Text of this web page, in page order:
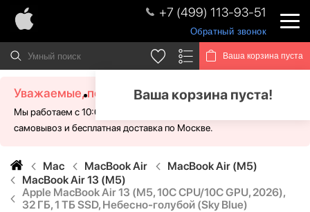
+7 (499) 113-93-51
Обратный звонок
Ваша корзина пуста
Ваша корзина пуста!
Уважаемые, посетители!
Мы работаем с 10:00 - 21:00 без выходных. Для Вас доступен
самовывоз и бесплатная доставка по Москве.
Mac MacBook Air
MacBook Air (M5)
MacBook Air 13 (M5)
Apple MacBook Air 13 (M5, 10C CPU/10C GPU, 2026),
32 ГБ, 1 ТБ SSD, Небесно-голубой (Sky Blue)